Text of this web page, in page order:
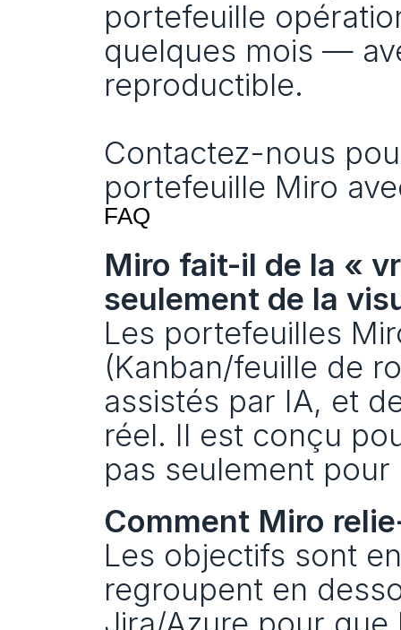
portefeuille
quelques mois —
reproductible.
Contactez-nous
portefeuille Miro
FAQ
Miro fait-il de la «
seulement de la
Les portefeuilles
(Kanban/feuille de
assistés par IA, et
réel. Il est conçu
pas seulement
Comment Miro
Les objectifs sont
regroupent en